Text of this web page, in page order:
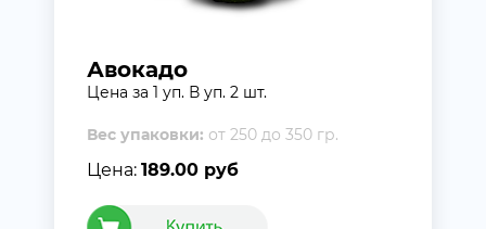
Авокадо
Цена за 1 уп. В уп. 2 шт.
Вес упаковки: от 250 до 350 гр.
Цена: 189.00 руб